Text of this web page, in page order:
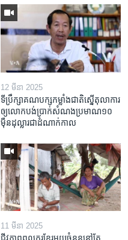
12 មីនា 2025
ទីប្រឹក្សា​គណបក្ស​កម្លាំង​ជាតិ​ស្នើ​តុលាការ​
ឲ្យ​លោក​បង់ប្រាក់​សំណង​ប្រមាណ​១០​
ម៉ឺន​ដុល្លារ​ជា​ដំណាក់កាល
11 មីនា 2025